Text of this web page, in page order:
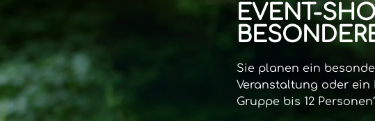
EVENT-
Sie planen ein
Veranstaltung oder
Gruppe bis 12